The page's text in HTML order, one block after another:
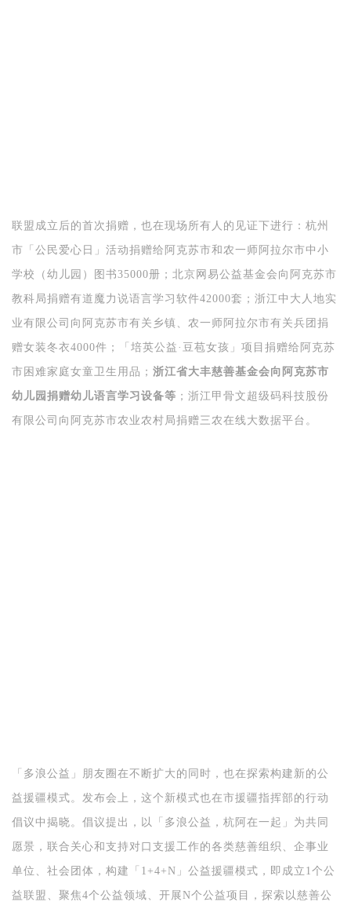
联盟成立后的首次捐赠，也在现场所有人的见证下进行：杭州
市 「 公民爱心日 」 活动捐赠给阿克苏市和农一师阿拉尔市中小
学校（幼儿园）图书35000册；北京网易公益基金会向阿克苏市
教科局捐赠有道魔力说语言学习软件42000套；浙江中大人地实
业有限公司向阿克苏市有关乡镇、农一师阿拉尔市有关兵团捐
赠女装冬衣4000件； 「 培英公益·豆苞女孩 」 项目捐赠给阿克苏
市困难家庭女童卫生用品； 浙江省大丰慈善基金会向阿克苏市
幼儿园捐赠幼儿语言学习设备等 ；浙江甲骨文超级码科技股份
有限公司向阿克苏市农业农村局捐赠三农在线大数据平台。
「多浪公益」 朋友圈在不断扩大的同时，也在探索构建新的公
益援疆模式。发布会上，这个新模式也在市援疆指挥部的行动
倡议中揭晓。倡议提出，以 「 多浪公益，杭阿在一起 」 为共同
愿景，联合关心和支持对口支援工作的各类慈善组织、企事业
单位、社会团体，构建 「 1+4+N 」 公益援疆模式，即成立1个公
益联盟、聚焦4个公益领域、开展N个公益项目，探索以慈善公